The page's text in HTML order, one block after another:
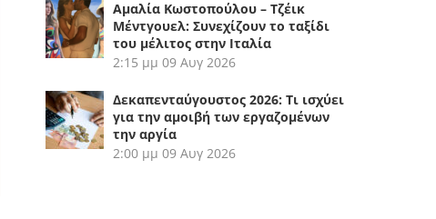
Αμαλία Κωστοπούλου – Τζέικ
Μέντγουελ: Συνεχίζουν το ταξίδι
του μέλιτος στην Ιταλία
2:15 μμ 09 Αυγ 2026
Δεκαπενταύγουστος 2026: Τι ισχύει
για την αμοιβή των εργαζομένων
την αργία
2:00 μμ 09 Αυγ 2026